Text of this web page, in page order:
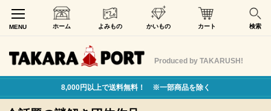
MENU ホーム よみもの かいもの カート 検索
Produced by TAKARUSH!
8,000円以上で送料無料！ ※一部商品を除く